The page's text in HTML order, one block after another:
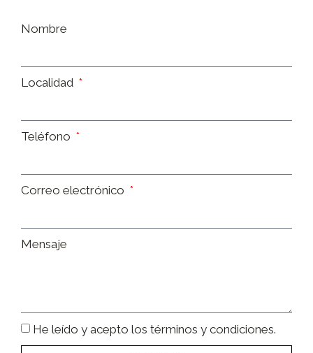
Nombre
Localidad
Teléfono
Correo electrónico
Mensaje
He leído y acepto los términos y condiciones.